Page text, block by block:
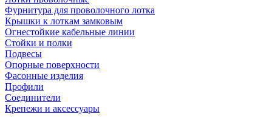
Фурнитура для проволочного лотка
Крышки к лоткам замковым
Огнестойкие кабельные линии
Стойки и полки
Подвесы
Опорные поверхности
Фасонные изделия
Профили
Соединители
Крепежи и аксессуары